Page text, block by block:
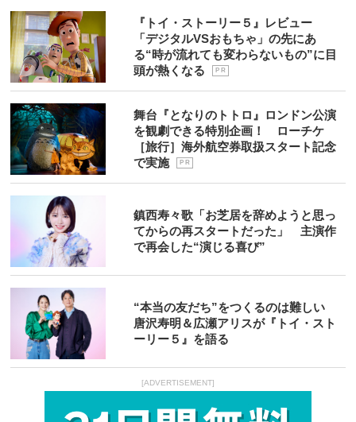
『トイ・ストーリー５』レビュー
「デジタルVSおもちゃ」の先にあ
る“時が流れても変わらないもの”に目
頭が熱くなる
P R
舞台『となりのトトロ』ロンドン公演
を観劇できる特別企画！ ローチケ
［旅行］海外航空券取扱スタート記念
で実施
P R
鎮西寿々歌「お芝居を辞めようと思っ
てからの再スタートだった」 主演作
で再会した“演じる喜び”
“本当の友だち”をつくるのは難しい
唐沢寿明＆広瀬アリスが『トイ・スト
ーリー５』を語る
[ADVERTISEMENT]